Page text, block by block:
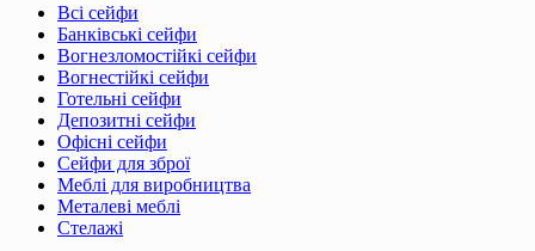
Всі сейфи
Банківські сейфи
Вогнезломостійкі сейфи
Вогнестійкі сейфи
Готельні сейфи
Депозитні сейфи
Офісні сейфи
Сейфи для зброї
Меблі для виробництва
Металеві меблі
Стелажі